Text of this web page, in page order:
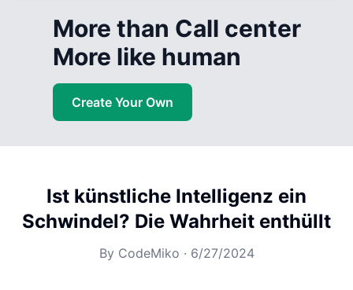
More than Call center
More like human
Create Your Own
Ist künstliche Intelligenz ein
Schwindel? Die Wahrheit enthüllt
By CodeMiko · 6/27/2024